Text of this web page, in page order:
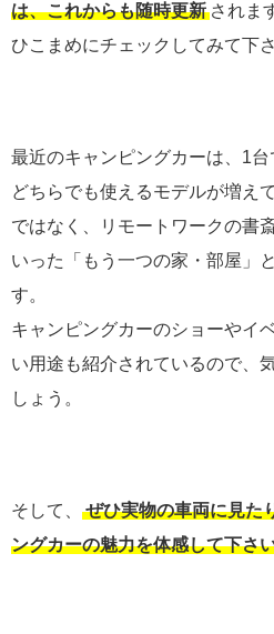
は、これからも随時更新 されま
ひこまめにチェックしてみて下さ
最近のキャンピングカーは、1
どちらでも使えるモデルが増え
ではなく、リモートワークの書
いった「もう一つの家・部屋」
す。
キャンピングカーのショーやイ
い用途も紹介されているので、
しょう。
そして、
ぜひ実物の車両に見た
ングカーの魅力を体感して下さ